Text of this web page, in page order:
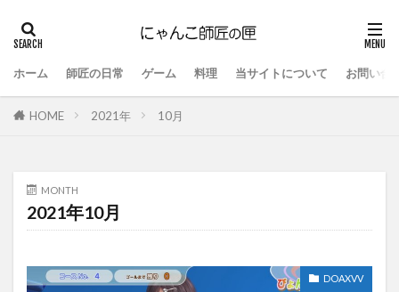
ホーム 師匠の日常 ゲーム 料理 当サイトについて お問い合
HOME 2021年 10月
MONTH
2021年10月
DOAXVV